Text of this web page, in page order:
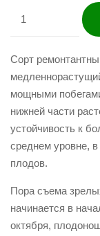
Сорт
мощными
нижней части
устойчивость к
среднем уровне,
плодов.
Пора съема
начинается в
октября,